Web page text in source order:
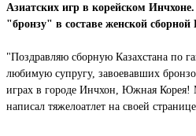
Азиатских игр в корейском
"бронзу" в составе женской сборной
"Поздравляю сборную Казахстана по
любимую супругу, завоевавших
играх в городе Инчхон, Южная
написал тяжелоатлет на своей